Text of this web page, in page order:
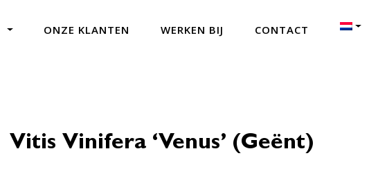
ONZE KLANTEN WERKEN BIJ CONTACT
Vitis Vinifera ‘Venus’ (geënt)